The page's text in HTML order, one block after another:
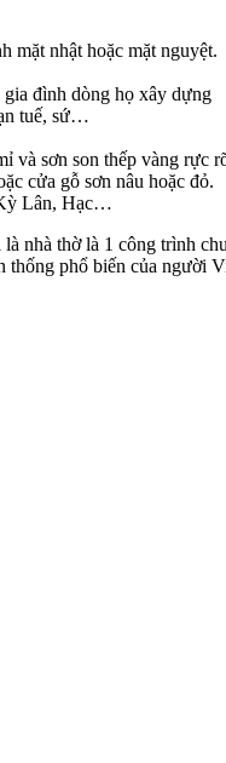
mặt nhật hoặc mặt nguyệt.
đình dòng họ xây dựng
tuế, sứ…
và sơn son thếp vàng rực
cửa gỗ sơn nâu hoặc đỏ.
Lân, Hạc…
nhà thờ là 1 công trình
phổ biến của